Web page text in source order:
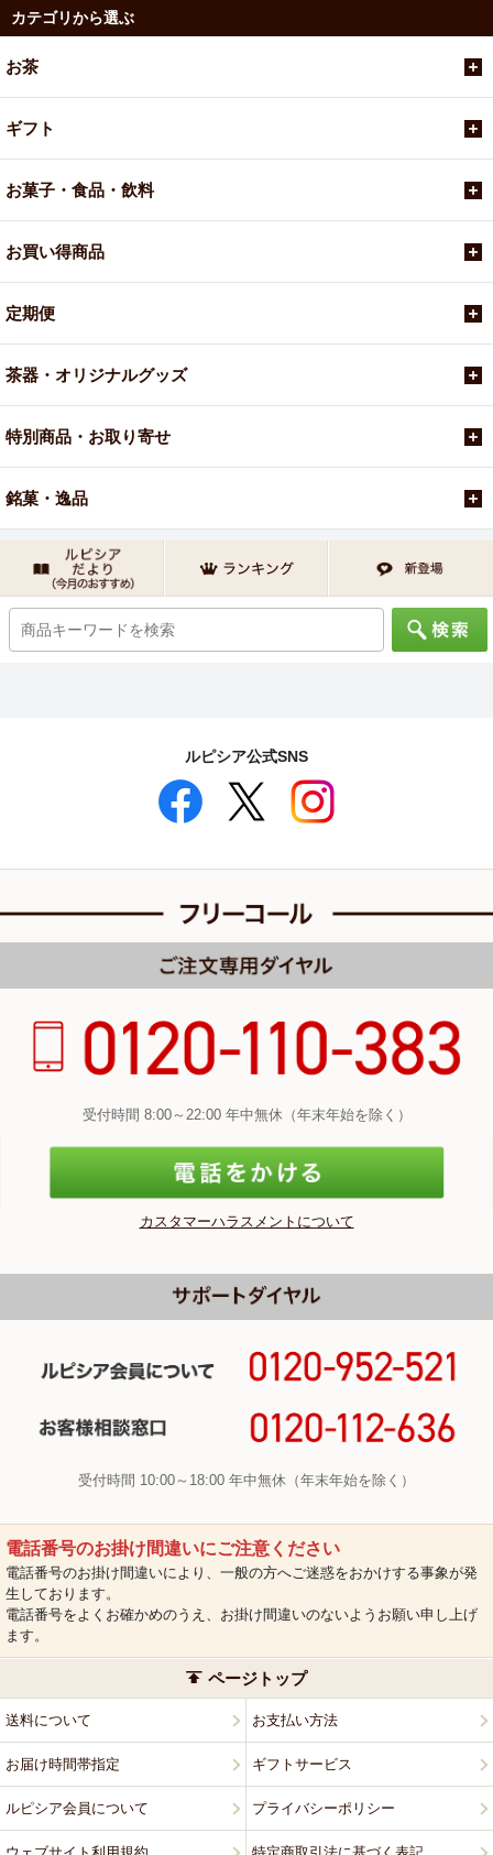
焙烙の使い方のコツ
焙烙の使い方は難しくありません。焙じているうちに一
瞬、煙が出ることがありますが、焦らず少し火から遠ざけ
かり茶葉の上下が返るよう混ぜると香りの仕上がりが良く
なります。焦げるのではないかと心配な場合は、横に濡れ
【お手入れ方法】
使い終わり、焙烙の熱が取れてから、軽く水で洗い流し乾
カテゴリから選ぶ
お茶
ギフト
お菓子・食品・飲料
お買い得商品
定期便
茶器・オリジナルグッズ
特別商品・お取り寄せ
銘菓・逸品
ルピシア公式SNS
受付時間 8:00～22:00 年中無休（年末年始を除く）
カスタマーハラスメントについて
受付時間 10:00～18:00 年中無休（年末年始を除く）
電話番号のお掛け間違いにご注意ください
電話番号のお掛け間違いにより、一般の方へご迷惑をおかけする事象が発
生しております。
電話番号をよくお確かめのうえ、お掛け間違いのないようお願い申し上げ
ます。
ページトップ
送料について お支払い方法
お届け時間帯指定 ギフトサービス
ルピシア会員について プライバシーポリシー